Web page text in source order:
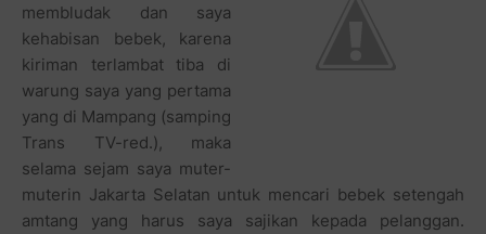
membludak dan saya
kehabisan bebek, karena
kiriman terlambat tiba di
warung saya yang pertama
yang di Mampang (samping
Trans TV-red.), maka
selama sejam saya muter-
muterin Jakarta Selatan untuk mencari bebek setengah
amtang yang harus saya sajikan kepada pelanggan.